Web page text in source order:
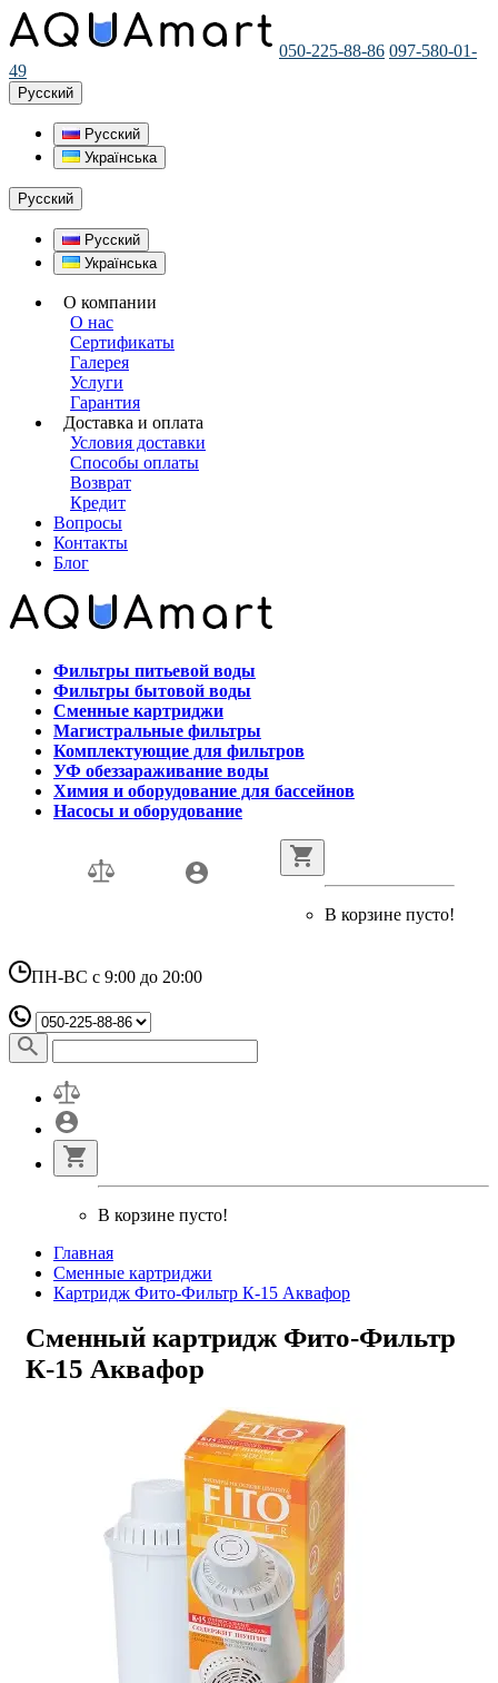
050-225-88-86 097-580-01-
49
Русский
Русский
Українська
Русский
Русский
Українська
О компании
О нас
Сертификаты
Галерея
Услуги
Гарантия
Доставка и оплата
Условия доставки
Способы оплаты
Возврат
Кредит
Вопросы
Контакты
Блог
Фильтры питьевой воды
Фильтры бытовой воды
Сменные картриджи
Магистральные фильтры
Комплектующие для фильтров
УФ обеззараживание воды
Химия и оборудование для бассейнов
Насосы и оборудование
В корзине пусто!
ПН-ВС с 9:00 до 20:00
В корзине пусто!
Главная
Сменные картриджи
Картридж Фито-Фильтр К-15 Аквафор
Сменный картридж Фито-Фильтр
К-15 Аквафор